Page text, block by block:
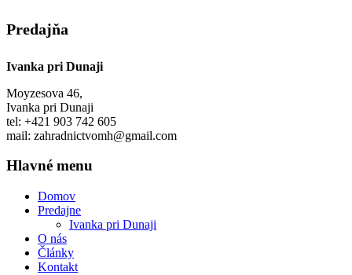
Predajňa
Ivanka pri Dunaji
Moyzesova 46,
Ivanka pri Dunaji
tel: +421 903 742 605
mail: zahradnictvomh@gmail.com
Hlavné menu
Domov
Predajne
Ivanka pri Dunaji
O nás
Články
Kontakt